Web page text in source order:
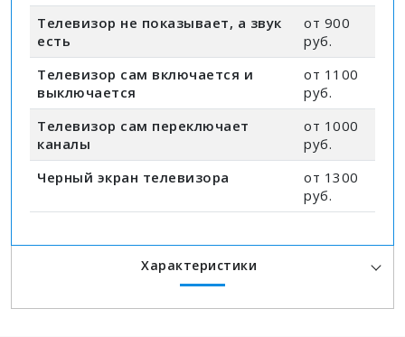
Телевизор не показывает, а звук
есть
от 900
руб.
Телевизор сам включается и
выключается
от 1100
руб.
Телевизор сам переключает
каналы
от 1000
руб.
Черный экран телевизора
от 1300
руб.
Характеристики